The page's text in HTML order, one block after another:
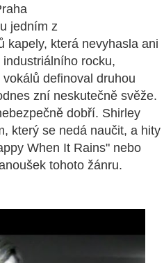
jedním z
kapely, která nevyhasla ani
rocku,
definoval druhou
zní neskutečně svěže.
dobří. Shirley
který se nedá naučit, a hity
When It Rains" nebo
tohoto žánru.